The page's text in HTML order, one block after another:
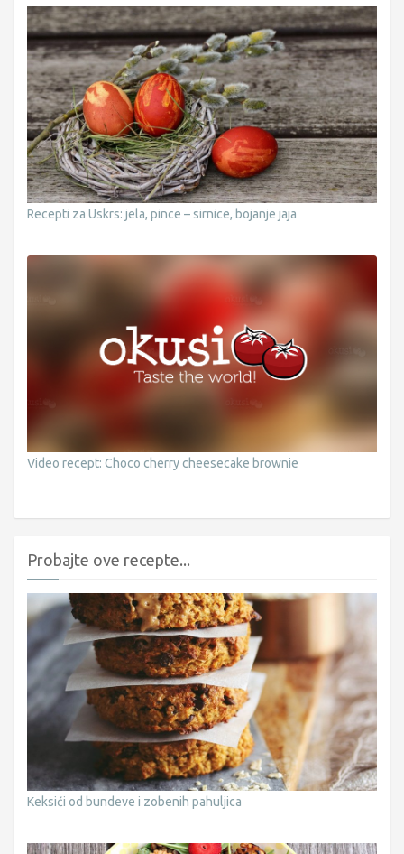
Recepti za Uskrs: jela, pince – sirnice, bojanje jaja
Video recept: Choco cherry cheesecake brownie
Probajte ove recepte...
Keksići od bundeve i zobenih pahuljica